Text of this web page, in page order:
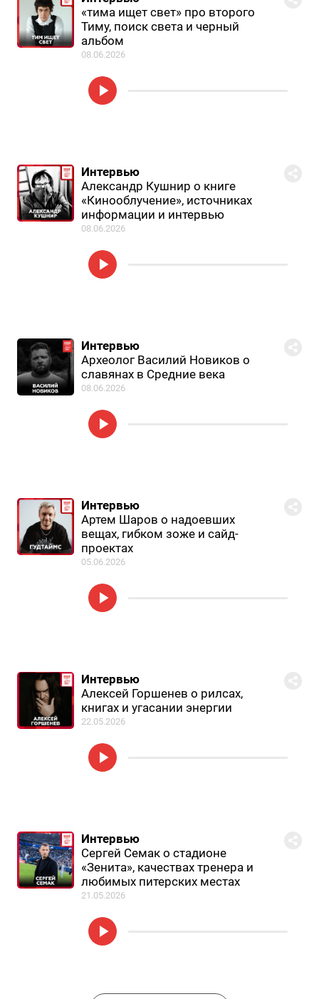
«тима ищет свет» про второго
Тиму, поиск света и черный
альбом
08.06.2026
Интервью
Александр Кушнир о книге
«Кинооблучение», источниках
информации и интервью
08.06.2026
Интервью
Археолог Василий Новиков о
славянах в Средние века
08.06.2026
Интервью
Артем Шаров о надоевших
вещах, гибком зоже и сайд-
проектах
05.06.2026
Интервью
Алексей Горшенев о рилсах,
книгах и угасании энергии
22.05.2026
Интервью
Сергей Семак о стадионе
«Зенита», качествах тренера и
любимых питерских местах
21.05.2026